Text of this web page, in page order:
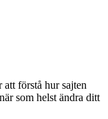
förstå hur sajten
som helst ändra ditt